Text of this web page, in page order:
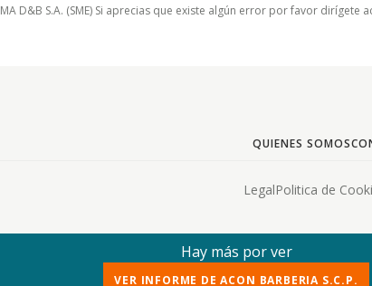
D&B S.A. (SME) Si aprecias que existe algún error por favor
QUIENES SOMOS
LegalPolitica de
Hay más por ver
VER INFORME DE ACON BARBERIA S.C.P.